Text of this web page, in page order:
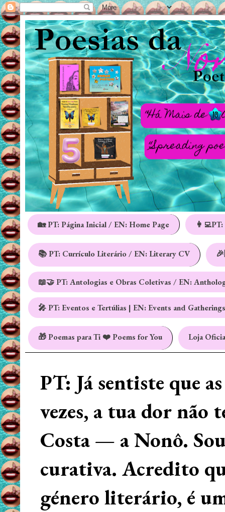
🏡 PT: Página Inicial / EN: Home Page
📚 PT: Currículo Literário / EN: Literary CV
📖🤝 PT: Antologias e Obras Coletivas / EN:
🎤 PT: Eventos e Tertúlias | EN: Events and Gatherings
🎁 Poemas para Ti ❤️ Poems for You Loja
PT: Já sentiste que
vezes, a tua dor não
Costa — a Nonô.
curativa. Acredito
género literário, é